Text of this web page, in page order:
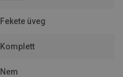
Fekete üveg
Komplett
Nem